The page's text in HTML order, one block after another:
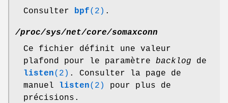
Consulter bpf(2) .
/proc/sys/net/core/somaxconn
Ce fichier définit une valeur
plafond pour le paramètre backlog de
listen(2) . Consulter la page de
manuel listen(2)
pour plus de
précisions.